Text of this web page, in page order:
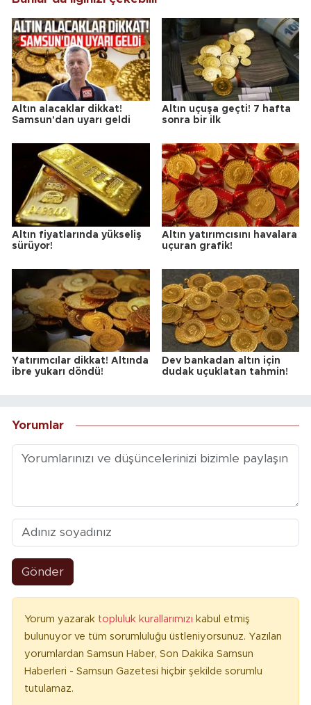
Altın alacaklar dikkat!
Samsun'dan uyarı geldi
Altın uçuşa geçti! 7 hafta
sonra bir ilk
Altın fiyatlarında yükseliş
sürüyor!
Altın yatırımcısını havalara
uçuran grafik!
Yatırımcılar dikkat! Altında
ibre yukarı döndü!
Dev bankadan altın için
dudak uçuklatan tahmin!
Yorumlar
Gönder
Yorum yazarak topluluk kurallarımızı kabul etmiş
bulunuyor ve tüm sorumluluğu üstleniyorsunuz. Yazılan
yorumlardan Samsun Haber, Son Dakika Samsun
Haberleri - Samsun Gazetesi hiçbir şekilde sorumlu
tutulamaz.